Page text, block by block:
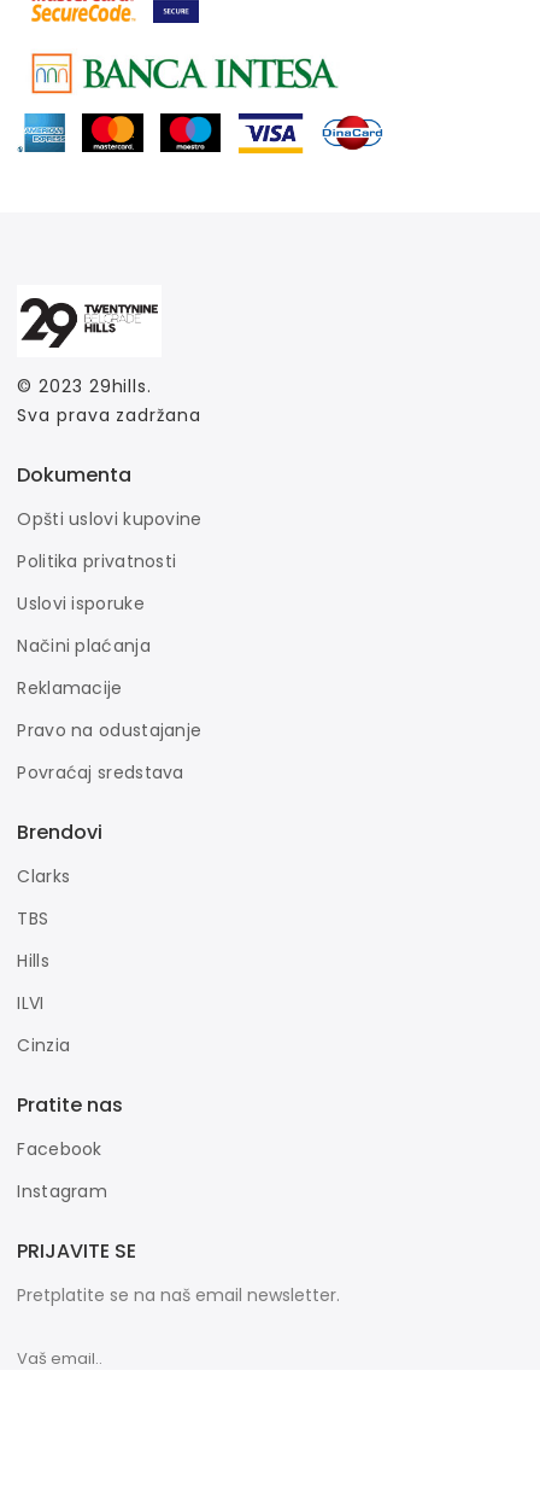
© 2023 29hills.
Sva prava zadržana
Dokumenta
Opšti uslovi kupovine
Politika privatnosti
Uslovi isporuke
Načini plaćanja
Reklamacije
Pravo na odustajanje
Povraćaj sredstava
Brendovi
Clarks
TBS
Hills
ILVI
Cinzia
Pratite nas
Facebook
Instagram
PRIJAVITE SE
Pretplatite se na naš email newsletter.